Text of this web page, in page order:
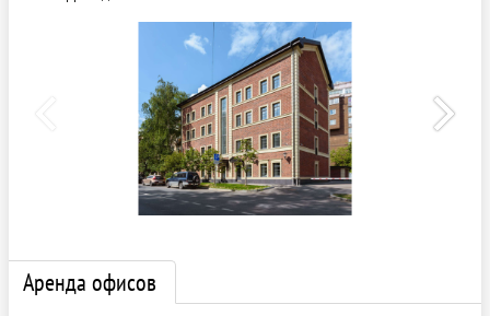
Аренда офисов